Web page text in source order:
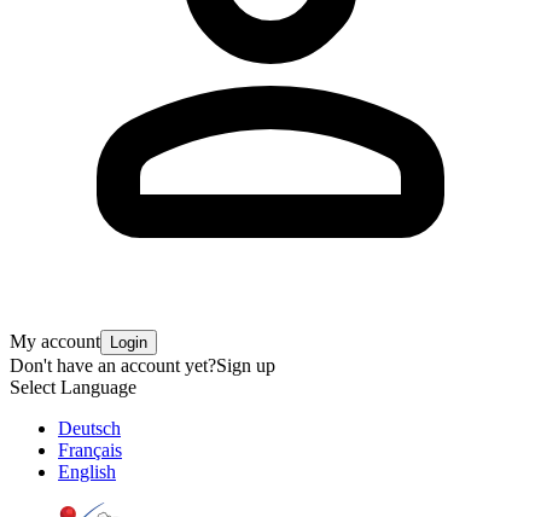
My account Login
Don't have an account yet?Sign up
Select Language
Deutsch
Français
English